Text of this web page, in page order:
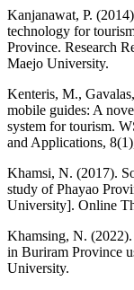
Kanjanawat, P.
technology for
Province. Research
Maejo University.
Kenteris, M.,
mobile guides: A
system for tourism.
and Applications,
Khamsi, N. (2017).
study of Phayao
University]. Online
Khamsing, N.
in Buriram Province
University.